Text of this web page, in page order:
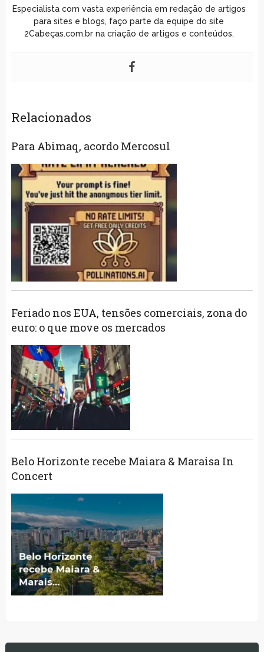
Especialista com vasta experiência em redação de artigos
para sites e blogs, faço parte da equipe do site
2Cabeças.com.br na criação de artigos e conteúdos.
Relacionados
Para Abimaq, acordo Mercosul
Feriado nos EUA, tensões comerciais, zona do
euro: o que move os mercados
Belo Horizonte recebe Maiara & Maraisa In
Concert